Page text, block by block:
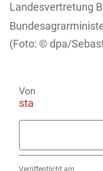
Landesvertretung
dpa/
Von
sta
Veröffentlicht am